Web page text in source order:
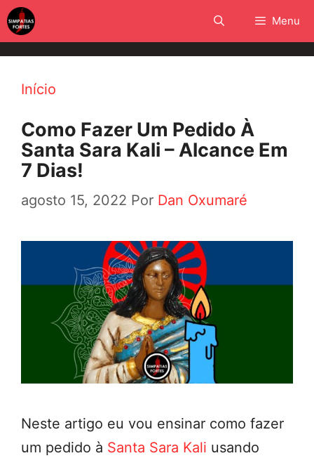
Pular
para
o
conteúdo
Menu
Início
Como Fazer Um Pedido À
Santa Sara Kali – Alcance Em
7 Dias!
agosto 15, 2022 Por Dan Oxumaré
Neste artigo eu vou ensinar como fazer
um pedido à Santa Sara Kali usando